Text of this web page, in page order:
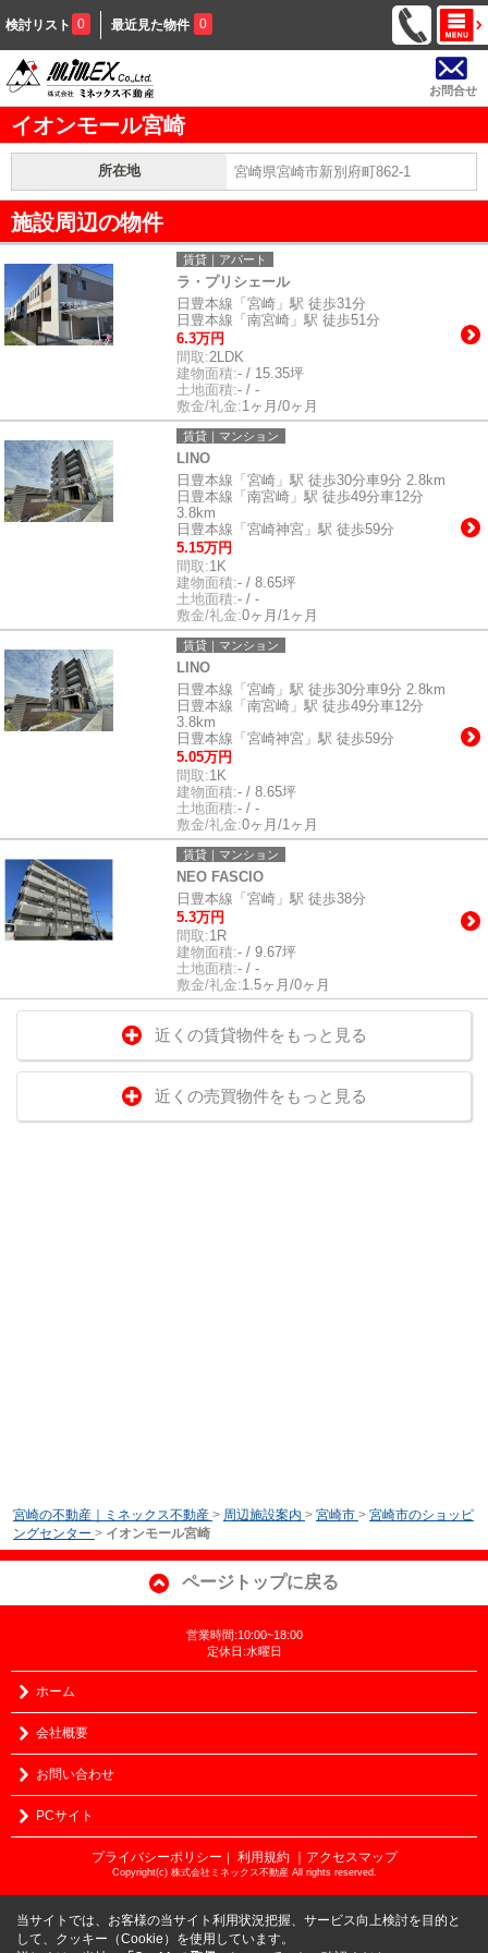
検討リスト 0 最近見た物件 0
お問合せ
イオンモール宮崎
所在地 宮崎県宮崎市新別府町862-1
施設周辺の物件
賃貸｜アパート
ラ・プリシェール
日豊本線「宮崎」駅 徒歩31分
日豊本線「南宮崎」駅 徒歩51分
6.3万円
間取:2LDK
建物面積:- / 15.35坪
土地面積:- / -
敷金/礼金:1ヶ月/0ヶ月
賃貸｜マンション
LINO
日豊本線「宮崎」駅 徒歩30分車9分 2.8km
日豊本線「南宮崎」駅 徒歩49分車12分
3.8km
日豊本線「宮崎神宮」駅 徒歩59分
5.15万円
間取:1K
建物面積:- / 8.65坪
土地面積:- / -
敷金/礼金:0ヶ月/1ヶ月
賃貸｜マンション
LINO
日豊本線「宮崎」駅 徒歩30分車9分 2.8km
日豊本線「南宮崎」駅 徒歩49分車12分
3.8km
日豊本線「宮崎神宮」駅 徒歩59分
5.05万円
間取:1K
建物面積:- / 8.65坪
土地面積:- / -
敷金/礼金:0ヶ月/1ヶ月
賃貸｜マンション
NEO FASCIO
日豊本線「宮崎」駅 徒歩38分
5.3万円
間取:1R
建物面積:- / 9.67坪
土地面積:- / -
敷金/礼金:1.5ヶ月/0ヶ月
近くの賃貸物件をもっと見る
近くの売買物件をもっと見る
宮崎の不動産｜ミネックス不動産 > 周辺施設案内 > 宮崎市 > 宮崎市のショッピ
ングセンター > イオンモール宮崎
ページトップに戻る
営業時間:10:00~18:00
定休日:水曜日
ホーム
会社概要
お問い合わせ
PCサイト
プライバシーポリシー ｜ 利用規約 ｜アクセスマップ
Copyright(c) 株式会社ミネックス不動産 All rights reserved.
当サイトでは、お客様の当サイト利用状況把握、サービス向上検討を目的と
して、クッキー（Cookie）を使用しています。